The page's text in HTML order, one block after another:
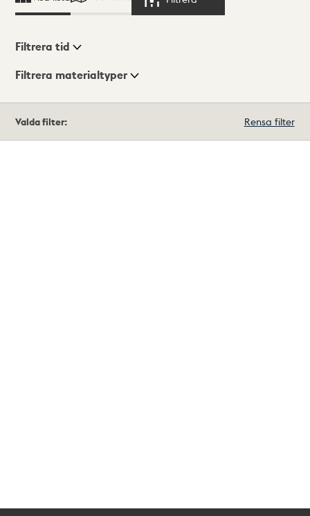
Visningsläge
Filtrera tid
Filtrera materialtyper
träffar
Valda filter: Rensa filter